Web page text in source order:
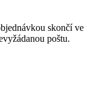
skončí ve
poštu.